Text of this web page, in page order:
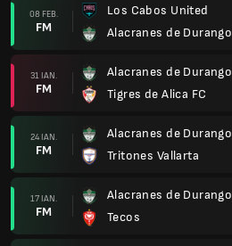
08 FEB.
FM
Los Cabos United
Alacranes de Durango
31 IAN.
FM
Alacranes de Durango
Tigres de Alica FC
24 IAN.
FM
Alacranes de Durango
Tritones Vallarta
17 IAN.
FM
Alacranes de Durango
Tecos